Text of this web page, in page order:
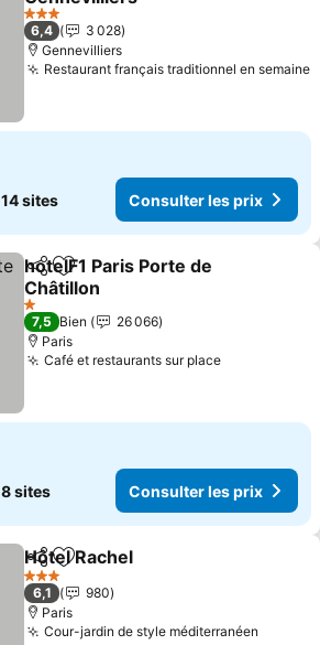
3 Étoiles
6,4
3 028
Gennevilliers
Restaurant français traditionnel en semaine
14 sites Consulter les prix
PartagerAjouter à mes favoris
hotelF1 Paris Porte de
Châtillon
1 Étoiles
7,5 Bien
26 066
Paris
Café et restaurants sur place
8 sites Consulter les prix
PartagerAjouter à mes favoris
Hôtel Rachel
3 Étoiles
6,1
980
Paris
Cour-jardin de style méditerranéen